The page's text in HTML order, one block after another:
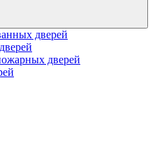
дверей
дверей